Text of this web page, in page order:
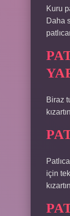
Kuru
Daha
Biraz
için